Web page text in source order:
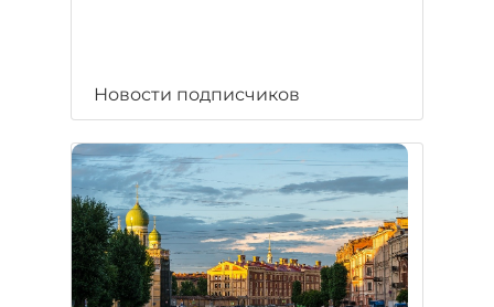
Новости подписчиков